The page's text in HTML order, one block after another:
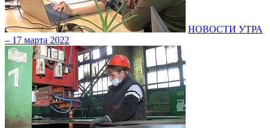
НОВОСТИ УТРА
– 17 марта 2022